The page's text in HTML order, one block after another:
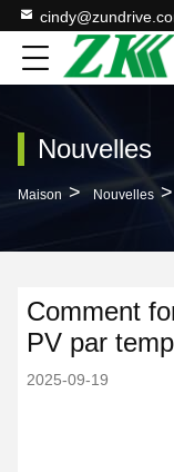
Nouvelles
Maison > Nouvelles >
Comment
PV par
2025-09-19